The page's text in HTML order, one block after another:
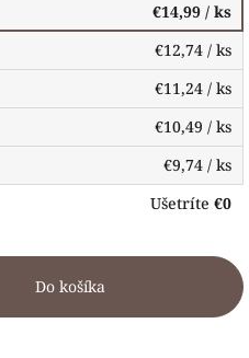
€14,99 / ks
€12,74 / ks
€11,24 / ks
€10,49 / ks
€9,74 / ks
Ušetríte €0
Do košíka